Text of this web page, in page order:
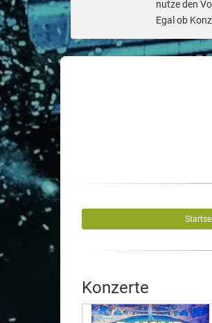
nutze den
Egal ob
Konzerte